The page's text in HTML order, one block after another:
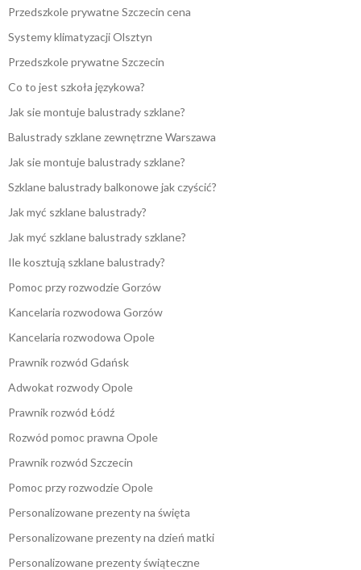
Przedszkole prywatne Szczecin cena
Systemy klimatyzacji Olsztyn
Przedszkole prywatne Szczecin
Co to jest szkoła językowa?
Jak sie montuje balustrady szklane?
Balustrady szklane zewnętrzne Warszawa
Jak sie montuje balustrady szklane?
Szklane balustrady balkonowe jak czyścić?
Jak myć szklane balustrady?
Jak myć szklane balustrady szklane?
Ile kosztują szklane balustrady?
Pomoc przy rozwodzie Gorzów
Kancelaria rozwodowa Gorzów
Kancelaria rozwodowa Opole
Prawnik rozwód Gdańsk
Adwokat rozwody Opole
Prawnik rozwód Łódź
Rozwód pomoc prawna Opole
Prawnik rozwód Szczecin
Pomoc przy rozwodzie Opole
Personalizowane prezenty na święta
Personalizowane prezenty na dzień matki
Personalizowane prezenty świąteczne